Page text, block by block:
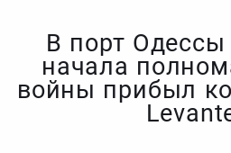
В порт
начала
войны прибыл